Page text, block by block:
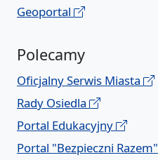
Geoportal
Polecamy
Oficjalny Serwis Miasta
Rady Osiedla
Portal Edukacyjny
Portal "Bezpieczni Razem"